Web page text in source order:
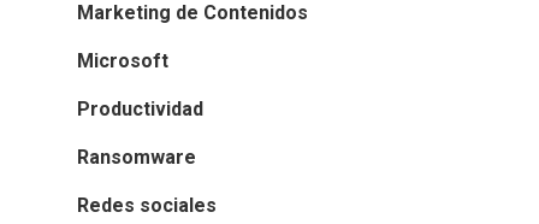
Marketing de Contenidos
Microsoft
Productividad
Ransomware
Redes sociales